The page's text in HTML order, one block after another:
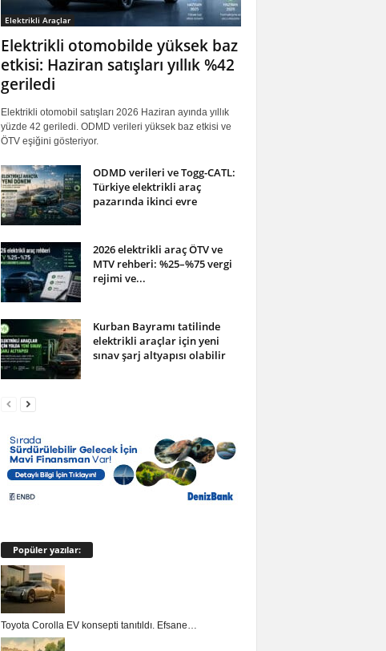
Elektrikli Araçlar
Elektrikli otomobilde yüksek baz
etkisi: Haziran satışları yıllık %42
geriledi
Elektrikli otomobil satışları 2026 Haziran ayında yıllık
yüzde 42 geriledi. ODMD verileri yüksek baz etkisi ve
ÖTV eşiğini gösteriyor.
ODMD verileri ve Togg-CATL:
Türkiye elektrikli araç
pazarında ikinci evre
2026 elektrikli araç ÖTV ve
MTV rehberi: %25–%75 vergi
rejimi ve...
Kurban Bayramı tatilinde
elektrikli araçlar için yeni
sınav şarj altyapısı olabilir
Popüler yazılar:
Toyota Corolla EV konsepti tanıtıldı. Efsane…